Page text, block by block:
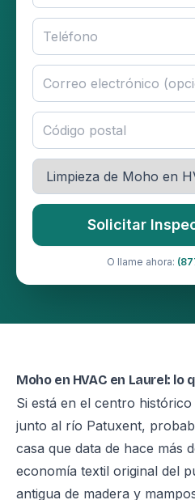
Solicitar
O llame ahora:
Moho en HVAC en Laurel: lo
Si está en el centro
junto al río Patuxent,
casa que data de hace más
economía textil original del
antigua de madera y